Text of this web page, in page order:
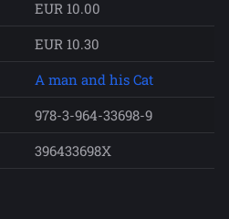
EUR 10.00
EUR 10.30
A man and his Cat
978-3-964-33698-9
396433698X